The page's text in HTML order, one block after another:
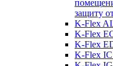
защиту
K-Flex
K-Flex
K-Flex
K-Flex